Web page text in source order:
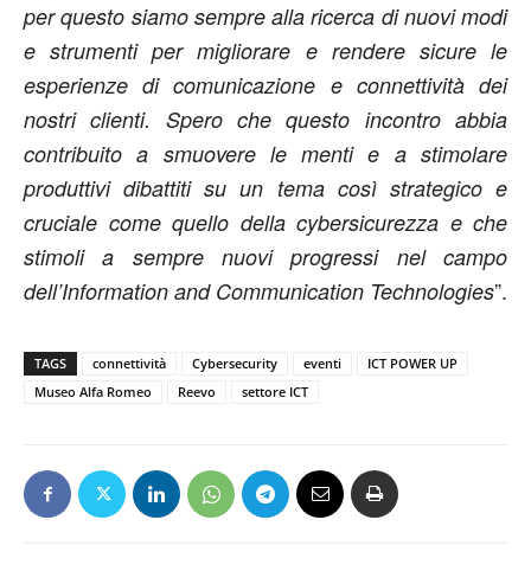
per questo siamo sempre alla ricerca di nuovi modi
e strumenti per migliorare e rendere sicure le
esperienze di comunicazione e connettività dei
nostri clienti. Spero che questo incontro abbia
contribuito a smuovere le menti e a stimolare
produttivi dibattiti su un tema così strategico e
cruciale come quello della cybersicurezza e che
stimoli a sempre nuovi progressi nel campo
dell’Information and Communication Technologies”.
TAGS connettività Cybersecurity eventi
ICT POWER UP
Museo Alfa Romeo
Reevo settore ICT